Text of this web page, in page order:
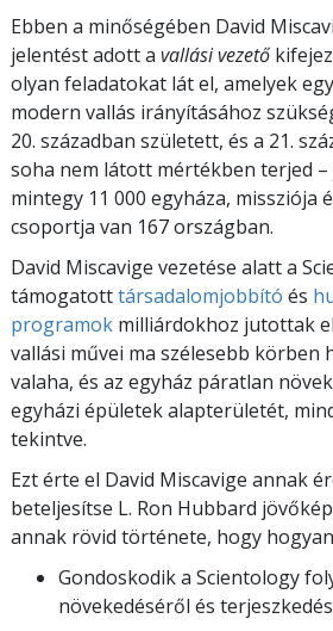
Ebben a minőségében David
jelentést adott a vallási vezető
olyan feladatokat lát el, amelyek
modern vallás irányításához
20. században született, és a 21.
soha nem látott mértékben terjed –
mintegy 11 000 egyháza, missziója
csoportja van 167 országban.
David Miscavige vezetése alatt a
támogatotttársadalomjobbító és
programok milliárdokhoz jutottak
vallási művei ma szélesebb körben
valaha, és az egyház páratlan
egyházi épületek alapterületét,
tekintve.
Ezt érte el David Miscavige annak
beteljesítse L. Ron Hubbard
annak rövid története, hogy
Gondoskodik a Scientology
növekedéséről és